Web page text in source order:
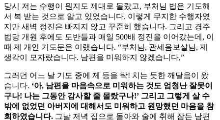
당시 저는 수행이 뭔지도 제대로 몰랐고, 부처님 법은 기도해
서 복 받는 것으로 알고 있었습니다. 이렇게 무지한 수행자였
지만 새벽 정진은 빠지지 않고 꾸준히 했습니다. 그리고 경주
법당 개원 후에도 도반들과 매일 500배 정진을 이어갔는데, 이
때 제 개인 기도문은 이랬습니다. “부처님, 관세음보살님, 제
생각이 모자랐습니다. 남편을 미워하지 않겠습니다,”
그러던 어느 날 기도 중에 제 등을 탁! 치는 듯한 깨달음이 왔
습니다. ‘아, 남편을 마음속으로 미워하는 것도 엄청난 잘못이
구나! 나는 그동안 감사할 줄 몰랐구나!’ 그리고 그렇게 살 수
밖에 없었던 아버지에 대해서도 미워하고 원망했던 마음을 참
회하였습니다. 그날 저녁 집으로 돌아와 술에 취해 잠든 남편